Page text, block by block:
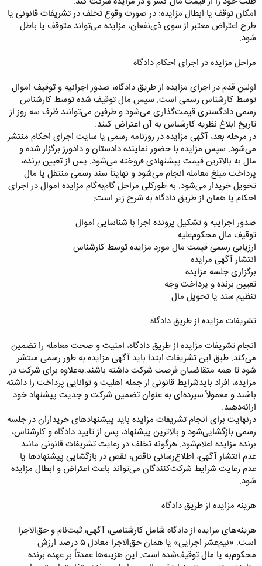
امکان توقف یا ابطال مزایده: در صورت وقوع تخلف در تشریفات قانونی یا
طرح اعتراض معتبر از سوی ذی‌نفعان، مزایده می‌تواند متوقف یا باطل
شود.
مراحل مزایده در اجرای احکام دادگاه
اولین قدم در اجرای مزایده از طریق دادگاه، صدور اجرائیه و توقیف اموال
توسط کارشناس رسمی است. سپس مال توقیف شده توسط کارشناس
رسمی دادگستری قیمت‌گذاری می‌شود و طرفین می‌توانند ظرف سه روز از
تاریخ ابلاغ نظریه کارشناس به آن اعتراض کنند.
در مرحله بعد، آگهی مزایده در روزنامه رسمی یا سایت اجرای احکام منتشر
می‌شود. سپس مزایده با حضور نماینده دادستان و دادورز برگزار شده و
مال به بالاترین قیمت پیشنهادی فروخته می‌شود. پس از تعیین برنده،
پرداخت مبلغ معامله انجام می‌شود و نهایتاً سند رسمی منتقل یا مال
تحویل خریدار می‌شود. به طور‌کلی مراحل گام‌به‌گام مزایده اموال در اجرای
احکام یا همان از طریق دادگاه به شرح زیر است:
صدور اجراییه و تشکیل پرونده اجرا با شناسایی اموال
توقیف مال محکوم‌علیه
ارزیابی رسمی قیمت مال مورد مزایده توسط کارشناس
انتشار آگهی مزایده
برگزاری جلسه مزایده
تعیین برنده و پرداخت وجه
تنظیم سند یا تحویل مال
تشریفات مزایده از طریق دادگاه
انجام تشریفات مزایده از طریق دادگاه، امنیت و صحت معامله را تضمین
می‌کند. طبق این تشریفات ابتدا باید آگهی مزایده به طور رسمی منتشر
شود تا همه متقاضیان فرصت شرکت داشته باشند.به‌علاوه برای شرکت در
مزایده، افراد بایدشرایط قانونی از جمله اهلیت و توانایی پرداخت را داشته
باشند و معمولاً سپرده‌ای به عنوان تضمین شرکت و جدیت پیشنهاد خود
ارائه‌دهند.
در‌نهایت برای انجام تشریفات مزایده باید پیشنهادهای خریداران در جلسه
رسمی بازگشایی‌شود و بالاترین پیشنهاد، پس از تایید دادگاه و کارشناس،
برنده مزایده اعلام‌شود. هرگونه تخلف در رعایت تشریفات قانونی مانند
عدم انتشار آگهی، اطلاع‌رسانی ناقص، نقص در بازگشایی پیشنهادها یا
عدم رعایت شرایط شرکت‌کنندگان می‌تواند باعث اعتراض و ابطال مزایده
شود.
هزینه مزایده از طریق دادگاه
هزینه‌های مزایده از دادگاه شامل کارشناسی، آگهی، ثبت‌نام و حق‌الاجرا
است. «نیم‌عشر اجرایی» یا همان حق‌الاجرا معادل ۵ درصد ارزش
محکوم‌به یا مال توقیف‌شده است. این هزینه‌ها عمدتاً بر عهده برنده